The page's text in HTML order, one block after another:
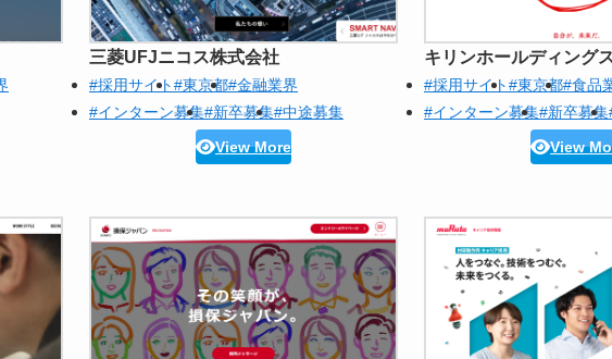
三菱UFJニコス株式会社
#採用サイト#東京都#金融業界
#インターン募集#新卒募集#中途募集
View More
キリンホールディング
#採用サイト#東京都#食品
#インターン募集#新卒募集
View